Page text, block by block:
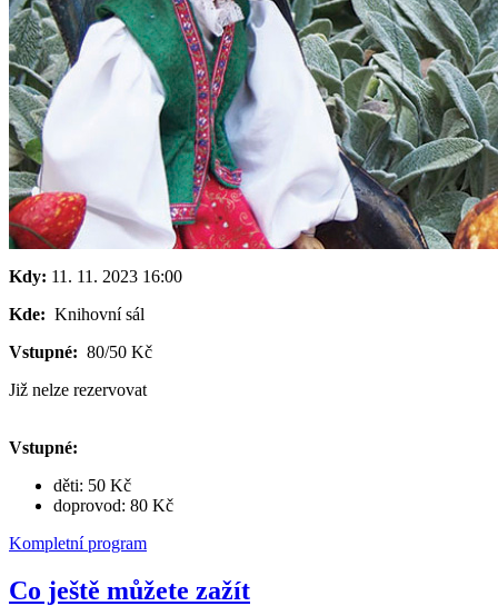
Kdy: 11. 11. 2023 16:00
Kde: Knihovní sál
Vstupné: 80/50 Kč
Již nelze rezervovat
Vstupné:
děti: 50 Kč
doprovod: 80 Kč
Kompletní program
Co ještě můžete zažít